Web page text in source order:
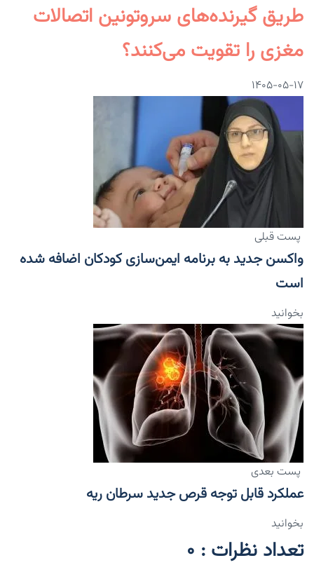
طریق گیرنده‌های سروتونین اتصالات
مغزی را تقویت می‌کنند؟
۱۴۰۵-۰۵-۱۷
پست قبلی
واکسن جدید به برنامه ایمن‌سازی کودکان اضافه شده
است
بخوانید
پست بعدی
عملکرد قابل توجه قرص جدید سرطان ریه
بخوانید
تعداد نظرات : 0